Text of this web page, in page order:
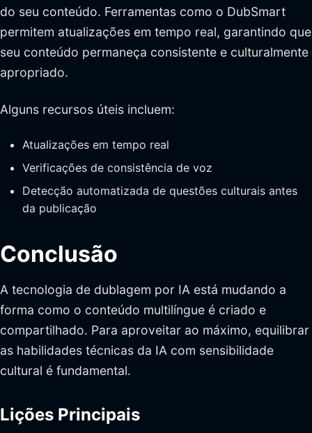
do seu conteúdo. Ferramentas como o DubSmart
permitem atualizações em tempo real, garantindo que
seu conteúdo permaneça consistente e culturalmente
apropriado.
Alguns recursos úteis incluem:
Atualizações em tempo real
Verificações de consistência de voz
Detecção automatizada de questões culturais antes
da publicação
Conclusão
A tecnologia de dublagem por IA está mudando a
forma como o conteúdo multilíngue é criado e
compartilhado. Para aproveitar ao máximo, equilibrar
as habilidades técnicas da IA com sensibilidade
cultural é fundamental.
Lições Principais